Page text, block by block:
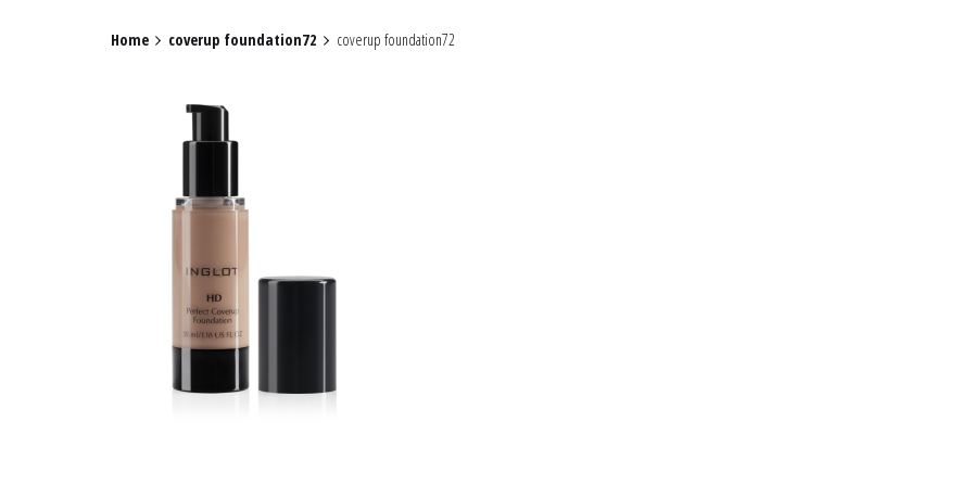
Home coverup foundation72 coverup foundation72